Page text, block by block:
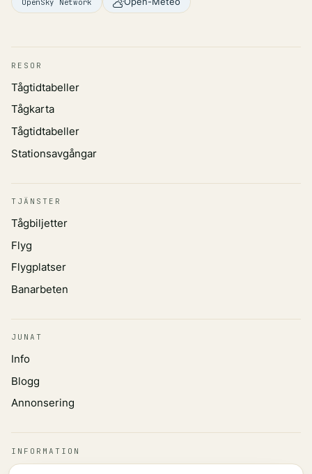
RESOR
Tågtidtabeller
Tågkarta
Tågtidtabeller
Stationsavgångar
TJÄNSTER
Tågbiljetter
Flyg
Flygplatser
Banarbeten
JUNAT
Info
Blogg
Annonsering
INFORMATION